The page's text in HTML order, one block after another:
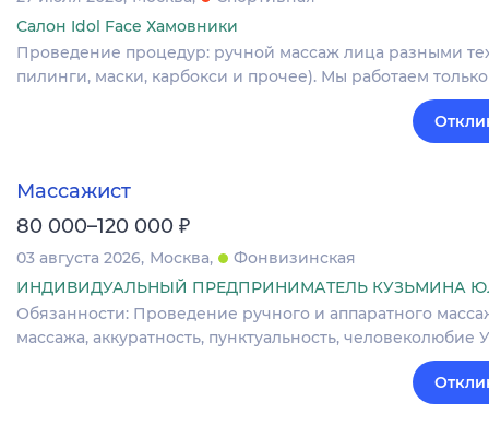
Салон Idol Face Хамовники
Проведение процедур: ручной массаж лица разными
пилинги, маски, карбокси и прочее). Мы работаем
Массажист
80 000–120 000 ₽
03 августа 2026 Москва
Фонвизинская
ИНДИВИДУАЛЬНЫЙ ПРЕДПРИНИМАТЕЛЬ КУЗЬМИНА
Обязанности: Проведение ручного и аппаратного
массажа, аккуратность, пунктуальность, человеколюбие